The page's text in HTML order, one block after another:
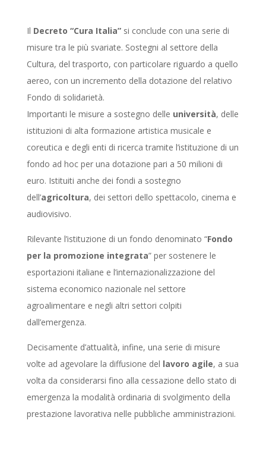
Il Decreto “Cura Italia” si conclude con una serie di
misure tra le più svariate. Sostegni al settore della
Cultura, del trasporto, con particolare riguardo a quello
aereo, con un incremento della dotazione del relativo
Fondo di solidarietà.
Importanti le misure a sostegno delle università, delle
istituzioni di alta formazione artistica musicale e
coreutica e degli enti di ricerca tramite l’istituzione di un
fondo ad hoc per una dotazione pari a 50 milioni di
euro. Istituiti anche dei fondi a sostegno
dell’agricoltura, dei settori dello spettacolo, cinema e
audiovisivo.
Rilevante l’istituzione di un fondo denominato “Fondo
per la promozione integrata” per sostenere le
esportazioni italiane e l’internazionalizzazione del
sistema economico nazionale nel settore
agroalimentare e negli altri settori colpiti
dall’emergenza.
Decisamente d’attualità, infine, una serie di misure
volte ad agevolare la diffusione del lavoro agile, a sua
volta da considerarsi fino alla cessazione dello stato di
emergenza la modalità ordinaria di svolgimento della
prestazione lavorativa nelle pubbliche amministrazioni.